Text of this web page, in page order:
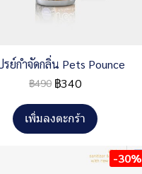
รย์กำจัดกลิ่น Pets Pounce
฿490 ฿340
เพิ่มลงตะกร้า
-30%